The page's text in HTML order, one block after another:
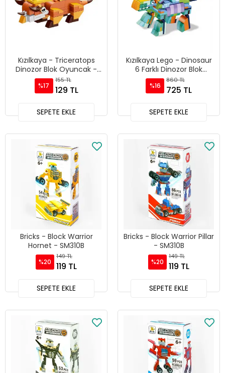
Kızılkaya - Triceratops
Dinozor Blok Oyuncak -
SM2550-02
%17
155 TL
129 TL
SEPETE EKLE
Kızılkaya Lego - Dinosaur
6 Farklı Dinozor Blok
Oyuncak Yapım Seti -
SM2550
%16
860 TL
725 TL
SEPETE EKLE
Bricks - Block Warrior
Hornet - SM310B
%20
149 TL
119 TL
SEPETE EKLE
Bricks - Block Warrior Pillar
- SM310B
%20
149 TL
119 TL
SEPETE EKLE